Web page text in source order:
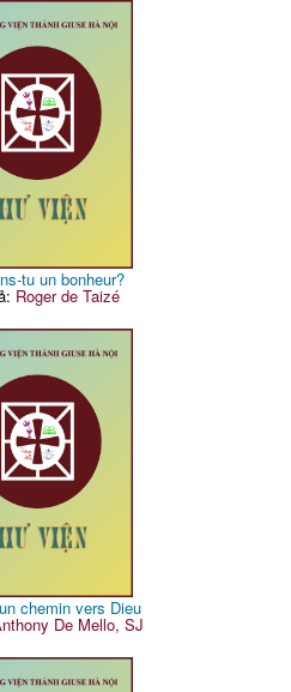
tu un bonheur?
Roger de Taizé
chemin vers Dieu
De Mello, SJ